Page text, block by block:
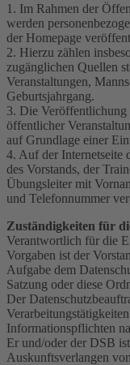
1. Im Rahmen der
werden
der Homepage
2. Hierzu zählen
zugänglichen Quellen
Veranstaltungen,
Geburtsjahrgang.
3. Die Veröffentlichung
öffentlicher
auf Grundlage einer
4. Auf der Internetseite
des Vorstands, der
Übungsleiter mit
und Telefonnummer
Zuständigkeiten für
Verantwortlich für die
Vorgaben ist der
Aufgabe dem
Satzung oder diese
Der
Informationspflichten
Er und/oder der DSB
Auskunftsverlangen